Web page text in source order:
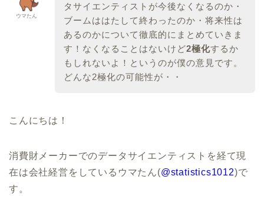
ウマたん
タサイエンティストが今後なくなるのか・
ブームははたして終わったのか・将来性は
あるのかについて徹底的にまとめていきま
す！なくなることはないけど2極化するか
もしれないよ！というのが僕の意見です。
どんな2極化の可能性が・・
こんにちは！
消費財メーカーでのデータサイエンティストを経て現
在は会社経営をしているウマたん(@statistics1012)で
す。